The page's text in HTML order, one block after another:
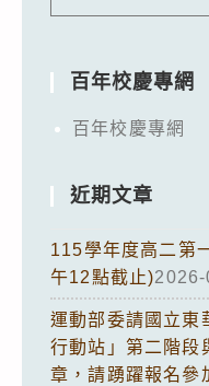
百年校慶專網
百年校慶專網
近期文章
115學年度高二第
午12點截止)
運動部委請國立東
行動站」第二階段
章，請踴躍報名參